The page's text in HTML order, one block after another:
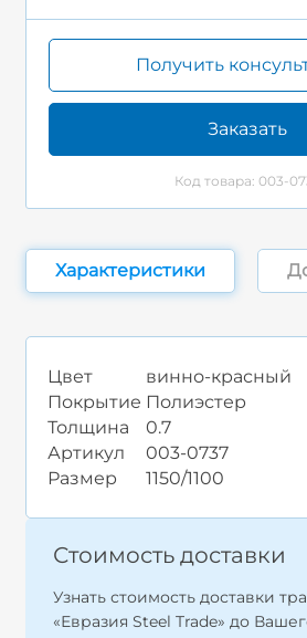
Получить
Заказать
Код товара: 003-
Характеристики
Цвет
винно-красный
Покрытие Полиэстер
Толщина
0.7
Артикул
003-0737
Размер
1150/1100
Стоимость доставки
Узнать стоимость доставки
«Евразия Steel Trade» до